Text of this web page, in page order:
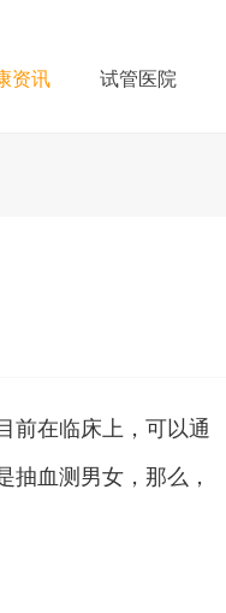
资讯 试管医院
在临床上，可以通
血测男女，那么，